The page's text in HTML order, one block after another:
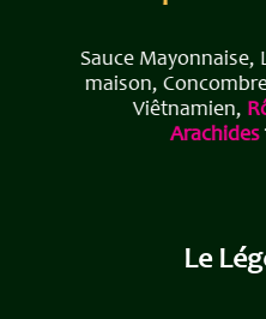
Sauce Mayonnaise,
maison,
Viêtnamien,
Arachides
Le